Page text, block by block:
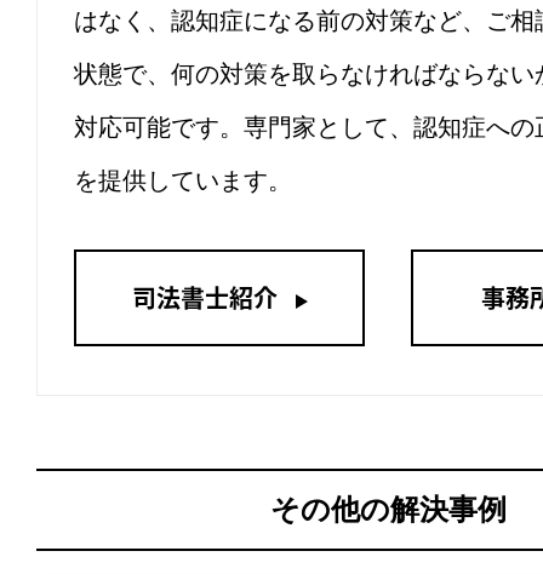
はなく、認知症になる前の対策など、ご相
状態で、何の対策を取らなければならない
対応可能です。専門家として、認知症への
を提供しています。
司法書士紹介 事務
その他の解決事例